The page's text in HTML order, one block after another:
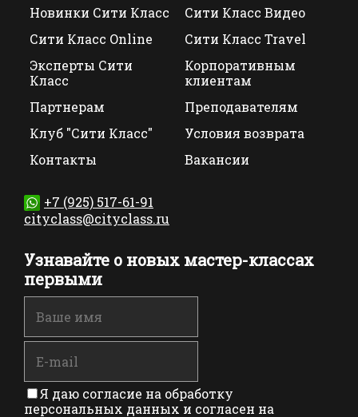
Новинки Сити Класс
Сити Класс Видео
Сити Класс Online
Сити Класс Travel
Эксперты Сити
Класс
Корпоративным
клиентам
Партнерам
Преподавателям
Клуб "Сити Класс"
Условия возврата
Контакты
Вакансии
+7 (925) 517-61-91
cityclass@cityclass.ru
Узнавайте о новых мастер-классах
первыми
Я даю согласие на обработку
персональных данных и согласен на